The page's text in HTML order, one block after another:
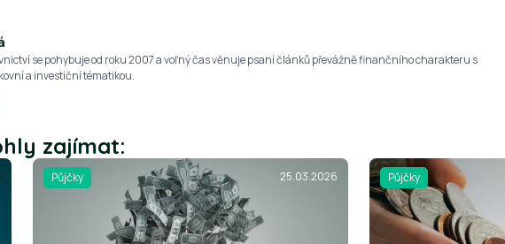
se pohybuje od roku 2007 a voľný čas věnuje psaní článků převážně finančního charakteru s
a investiční tématikou.
zajímat:
Půjčky 25.03.2026 Půjčky